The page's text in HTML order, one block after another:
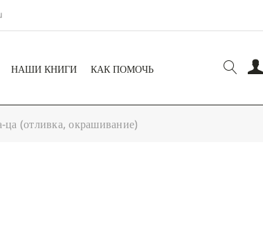
НАШИ КНИГИ КАК ПОМОЧЬ
ца (отливка, окрашивание)